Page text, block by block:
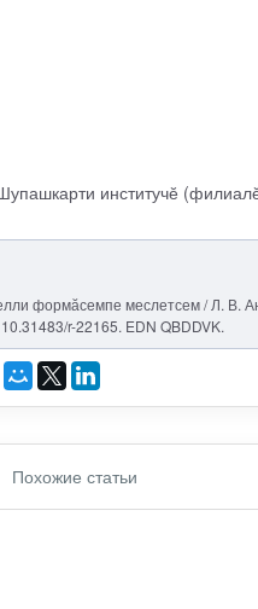
институчӗ
формӑсемпе меслетсем / Л. В.
r-22165. EDN QBDDVK.
Похожие статьи